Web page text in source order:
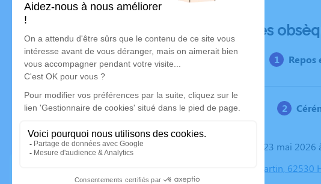
Déroulé des
Repos
Le samedi 23 mai
Eglise St Martin,